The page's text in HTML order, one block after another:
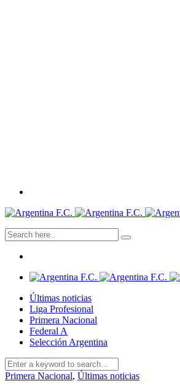
Últimas noticias
Liga Profesional
Primera Nacional
Federal A
Selección Argentina
Primera Nacional, Últimas noticias